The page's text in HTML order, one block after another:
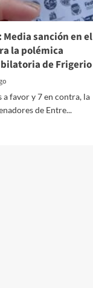
Media sanción en el
la polémica
de Frigerio
a favor y 7 en contra, la
de Entre...